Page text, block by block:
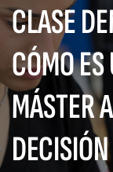
CLASE
CÓMO
MÁSTER
DECISIÓN